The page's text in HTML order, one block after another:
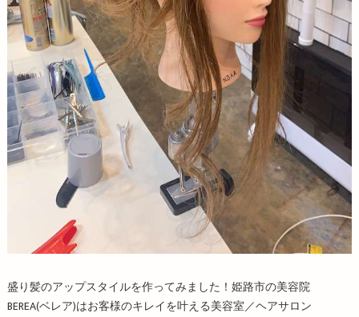
盛り髪のアップスタイルを作ってみました！姫路市の美容院
BEREA(ベレア)はお客様のキレイを叶える美容室／ヘアサロン